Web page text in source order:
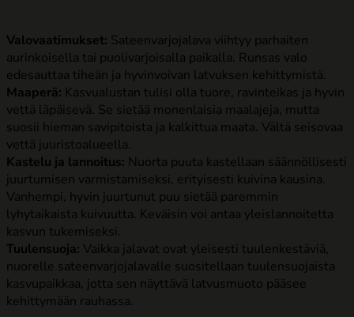
Valovaatimukset: Sateenvarjojalava viihtyy parhaiten
aurinkoisella tai puolivarjoisalla paikalla. Runsas valo
edesauttaa tiheän ja hyvinvoivan latvuksen kehittymistä.
Maaperä: Kasvualustan tulisi olla tuore, ravinteikas ja hyvin
vettä läpäisevä. Se sietää monenlaisia maalajeja, mutta
suosii hieman savipitoista ja kalkittua maata. Vältä seisovaa
vettä juuristoalueella.
Kastelu ja lannoitus: Nuorta puuta kastellaan säännöllisesti
juurtumisen varmistamiseksi, erityisesti kuivina kausina.
Vanhempi, hyvin juurtunut puu sietää paremmin
lyhytaikaista kuivuutta. Keväisin voi antaa yleislannoitetta
kasvun tukemiseksi.
Tuulensuoja: Vaikka jalavat ovat yleisesti tuulenkestäviä,
nuorelle sateenvarjojalavalle suositellaan tuulensuojaista
kasvupaikkaa, jotta sen näyttävä latvusmuoto pääsee
kehittymään rauhassa.